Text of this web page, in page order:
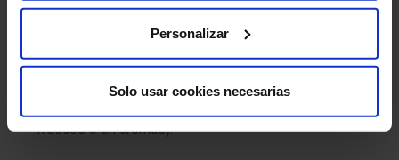
Personalizar
Solo usar cookies necesarias
Herramientas para que introducir vegetales
Ir introduciendo poco a poco distintos vegetales, en
frescos o en cremas).